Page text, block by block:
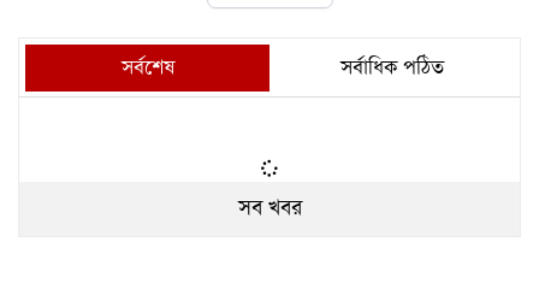
সর্বশেষ সর্বাধিক পঠিত
সব খবর